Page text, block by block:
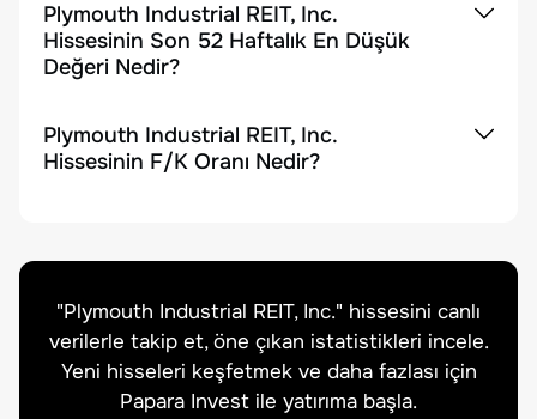
Plymouth Industrial REIT, Inc.
Hissesinin Son 52 Haftalık En Düşük
Değeri Nedir?
Plymouth Industrial REIT, Inc.
Hissesinin F/K Oranı Nedir?
"Plymouth Industrial REIT, Inc." hissesini canlı
verilerle takip et, öne çıkan istatistikleri incele.
Yeni hisseleri keşfetmek ve daha fazlası için
Papara Invest ile yatırıma başla.